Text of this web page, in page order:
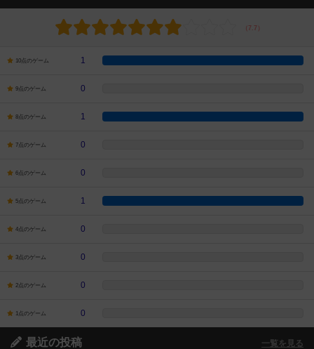
10点のゲーム 1
9点のゲーム 0
8点のゲーム 1
7点のゲーム 0
6点のゲーム 0
5点のゲーム 1
4点のゲーム 0
3点のゲーム 0
2点のゲーム 0
1点のゲーム 0
最近の投稿 一覧を見る